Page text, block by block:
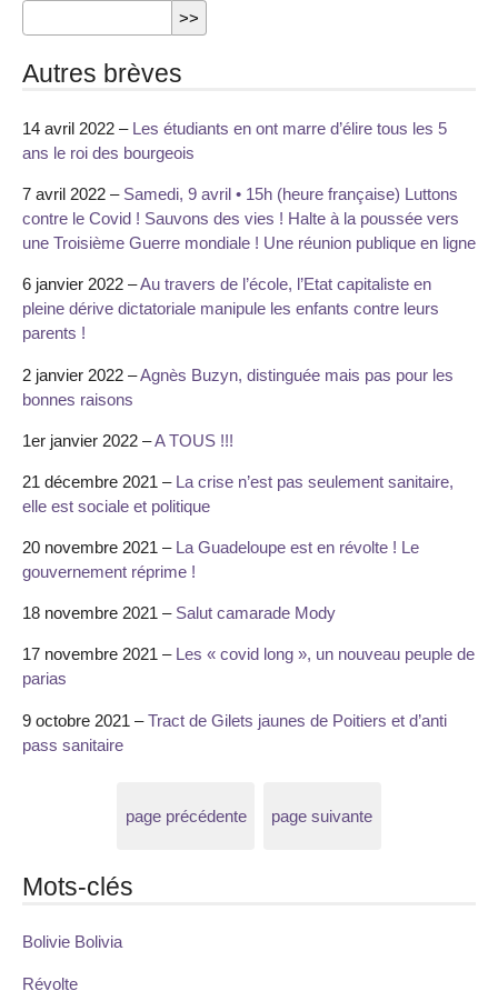
Autres brèves
14 avril 2022 – Les étudiants en ont marre d’élire tous les 5
ans le roi des bourgeois
7 avril 2022 – Samedi, 9 avril • 15h (heure française) Luttons
contre le Covid ! Sauvons des vies ! Halte à la poussée vers
une Troisième Guerre mondiale ! Une réunion publique en ligne
6 janvier 2022 –Au travers de l’école, l’Etat capitaliste en
pleine dérive dictatoriale manipule les enfants contre leurs
parents !
2 janvier 2022 –Agnès Buzyn, distinguée mais pas pour les
bonnes raisons
1er janvier 2022 –A TOUS !!!
21 décembre 2021 – La crise n’est pas seulement sanitaire,
elle est sociale et politique
20 novembre 2021 – La Guadeloupe est en révolte ! Le
gouvernement réprime !
18 novembre 2021 – Salut camarade Mody
17 novembre 2021 – Les « covid long », un nouveau peuple de
parias
9 octobre 2021 –Tract de Gilets jaunes de Poitiers et d’anti
pass sanitaire
page précédente page suivante
Mots-clés
Bolivie Bolivia
Révolte